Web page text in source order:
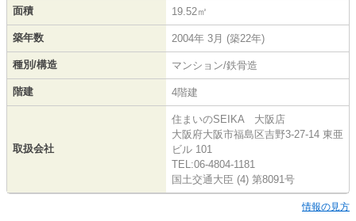
面積 19.52㎡
築年数 2004年 3月 (築22年)
種別/構造 マンション/鉄骨造
階建 4階建
取扱会社
住まいのSEIKA 大阪店
大阪府大阪市福島区吉野3-27-14 東亜
ビル 101
TEL:06-4804-1181
国土交通大臣 (4) 第8091号
情報の見方